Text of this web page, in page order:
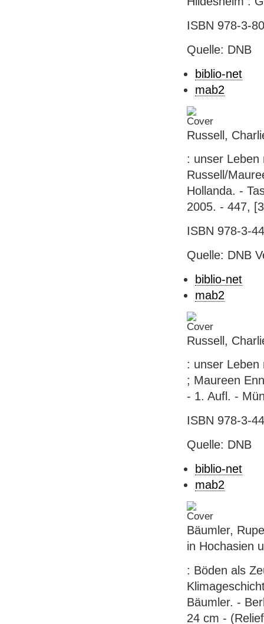
ISBN 978-3-
Quelle: DNB
biblio-net
mab2
Russell,
: unser Leben
Russell/
Hollanda. -
2005. - 447,
ISBN 978-3-
Quelle: DNB
biblio-net
mab2
Russell,
: unser Leben
; Maureen
- 1. Aufl. -
ISBN 978-3-
Quelle: DNB
biblio-net
mab2
Bäumler,
in Hochasien
: Böden als
Bäumler. -
24 cm -